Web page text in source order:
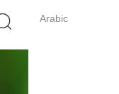
Arabic